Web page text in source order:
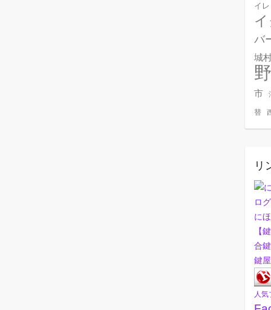
イレ
バ
城
市
替
リ
に
【
合
鍵
人